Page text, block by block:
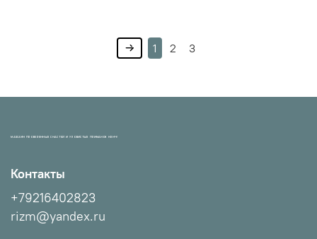
1 2 3
МАГАЗИН ПРОВЕРЕННЫХ СНАСТЕЙ И УЛОВИСТЫХ ПРИМАНОК НХНЧ!
Контакты
+79216402823
rizm@yandex.ru